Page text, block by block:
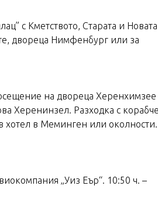
с Кметството, Старата и Новата
двореца Нимфенбург или за
на двореца Херенхимзеe
Херенинзел. Разходка с
хотел в Меминген или околности.
„Уиз Еър“. 10:50 ч. –